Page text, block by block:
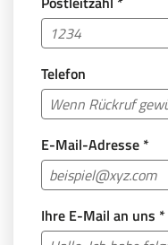
Telefon
E-Mail-Adresse *
Ihre E-Mail an uns *